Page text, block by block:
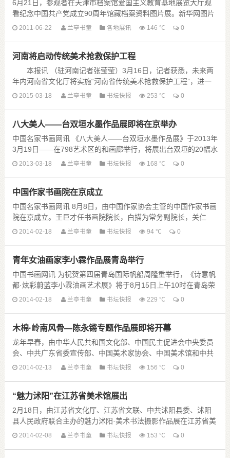
6月21日，参观者在天津市档案馆爱国主义教育基地展览大厅观
看纪念中国共产党成立90周年馆藏档案资料图片展。新华网图片
王晓明 摄 新华网天津6月21日电 当日，......
2011-06-22 兰亭书童 各地展讯 146 ℃ 0
河南将启动传统美术抢救保护工程
本报讯 （驻河南记者张莹莹）3月16日，记者获悉，未来两
年内河南省文化厅将实施“河南省传统美术抢救保护工程”，进一
步探索非物质文化遗产保护的有效途径，维护中原文化生态的多
2015-03-18 兰亭书童 书坛快报 253 ℃ 0
八大美人——台双垣水墨作品展即将在京举办
中国名家书画网讯 《八大美人——台双垣水墨作品展》于2013年
3月19日——在798艺术区的和画廊举行，将展出台双垣的20幅水
墨新作，并且在该作品中首次出现作者原创的“重构书法”，这将
2013-03-18 兰亭书童 书坛快报 168 ℃ 0
中国作家书画院在京成立
中国名家书画网讯 8月8日，由中国作家协会主管的中国作家书画
院在京成立。王巨才任书画院院长，白描为常务副院长，关仁
山、朱以撒、刘家科、李晨、陈忠实、张瑞田等17人为副院长。
2014-02-18 兰亭书童 书坛快报 94 ℃ 0
青年女油画家李小霖作品展青岛举行
中国书画网讯 为祝贺第四届青岛国际帆船周隆重举行，《诗意帆
都·炫彩蔚蓝李小霖油画艺术展》将于8月15日上午10时在青岛荣
宝斋二楼展厅开幕。中国非物质文化遗产《中华奇葩·荣宝斋木版
2014-02-18 兰亭书童 书坛快报 229 ℃ 0
木棉·岭南风骨—陈永锵专题作品展即将开幕
龙年早春，由中华人民共和国文化部、中国民主促进会中央委员
会、中共广东省委宣传部、中国美术家协会、中国美术馆和中共
广州市委宣传部联手主办的“木棉·岭南风骨——陈永锵专题作品
2014-02-13 兰亭书童 书坛快报 156 ℃ 0
“魅力沭阳”在江苏省美术馆展出
2月18日，由江苏省文化厅、江苏省文联、中共沭阳县委、沭阳
县人民政府联合主办的魅力沭阳·美术书法摄影作品展在江苏省美
术馆举行开展仪式，张久汉、梁勇、高云、王慧芬、赵丽丽、乔
2014-02-08 兰亭书童 书坛快报 153 ℃ 0